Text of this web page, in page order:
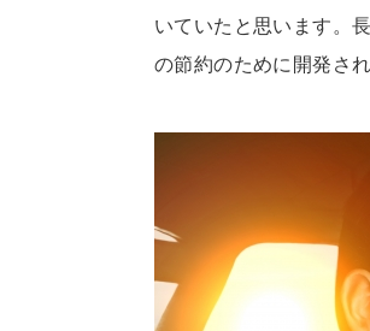
いていたと思います。
の節約のために開発さ